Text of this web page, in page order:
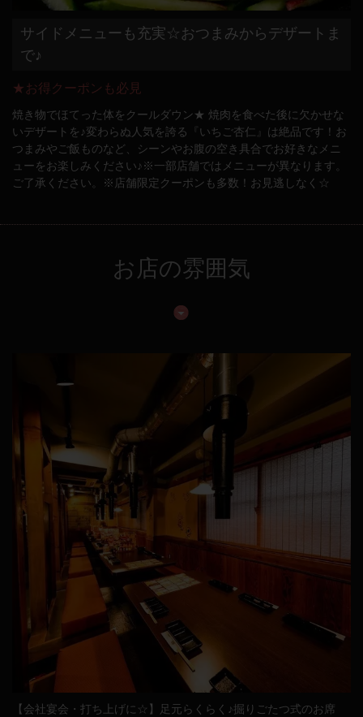
サイドメニューも充実☆おつまみからデザートま
で♪
★お得クーポンも必見
焼き物でほてった体をクールダウン★ 焼肉を食べた後に欠かせな
いデザートを♪変わらぬ人気を誇る『いちご杏仁』は絶品です！お
つまみやご飯ものなど、シーンやお腹の空き具合でお好きなメニ
ューをお楽しみください♪※一部店舗ではメニューが異なります。
ご了承ください。※店舗限定クーポンも多数！お見逃しなく☆
お店の雰囲気
【会社宴会・打ち上げに☆】足元らくらく♪掘りごたつ式のお席